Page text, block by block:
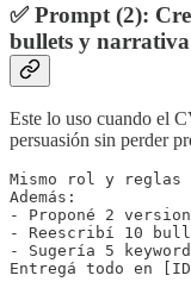
✅ Prompt (2):
bullets y narrativa
Este lo uso cuando el
persuasión sin perder
Mismo rol y reglas
Además:
- Proponé 2
- Reescribí 10
- Sugería 5
Entregá todo en